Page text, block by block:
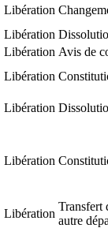
Libération
Libération
Libération Avis de
Libération
Libération
Libération
Libération
Transfert
autre